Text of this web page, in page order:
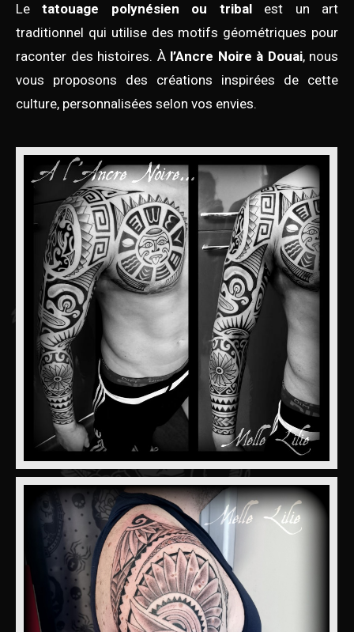
Letatouage polynésien ou tribalest un art
traditionnel qui utilise des motifs géométriques pour
raconter des histoires. À l’Ancre Noire à Douai, nous
vous proposons des créations inspirées de cette
culture, personnalisées selon vos envies.